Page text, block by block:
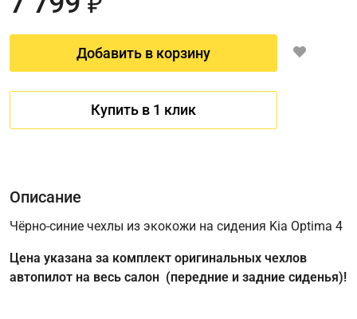
Добавить в корзину
Купить в 1 клик
Имя
Описание
Чёрно-синие чехлы из экокожи на сидения Kia Optima 4
Цена указана за комплект оригинальных чехлов
автопилот на весь салон (передние и задние сиденья)!